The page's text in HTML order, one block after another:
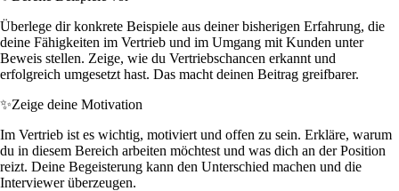
Überlege dir konkrete Beispiele aus deiner bisherigen Erfahrung, die
deine Fähigkeiten im Vertrieb und im Umgang mit Kunden unter
Beweis stellen. Zeige, wie du Vertriebschancen erkannt und
erfolgreich umgesetzt hast. Das macht deinen Beitrag greifbarer.
✨Zeige deine Motivation
Im Vertrieb ist es wichtig, motiviert und offen zu sein. Erkläre, warum
du in diesem Bereich arbeiten möchtest und was dich an der Position
reizt. Deine Begeisterung kann den Unterschied machen und die
Interviewer überzeugen.